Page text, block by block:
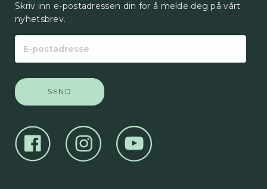
Skriv inn e-postadressen din for å melde deg på vårt
nyhetsbrev.
postadresse